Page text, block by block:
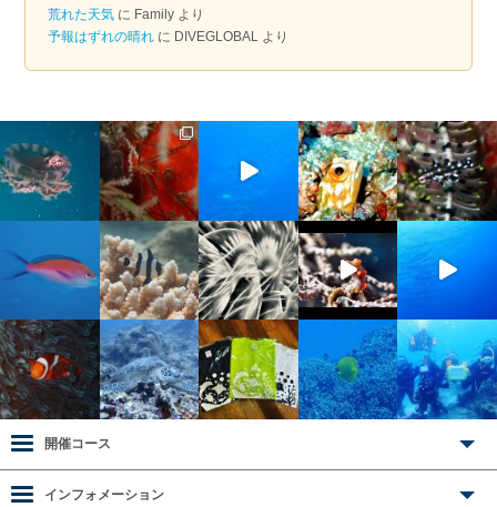
荒れた天気 に Family より
予報はずれの晴れ に DIVEGLOBAL より
開催コース
インフォメーション